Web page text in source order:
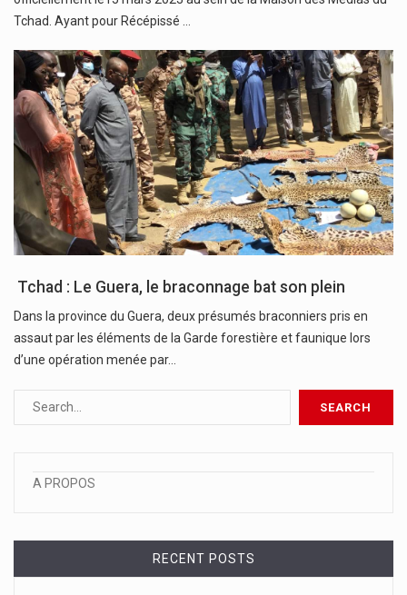
Tchad. Ayant pour Récépissé …
Tchad : Le Guera, le braconnage bat son plein
Dans la province du Guera, deux présumés braconniers pris en
assaut par les éléments de la Garde forestière et faunique lors
d’une opération menée par…
A PROPOS
RECENT POSTS